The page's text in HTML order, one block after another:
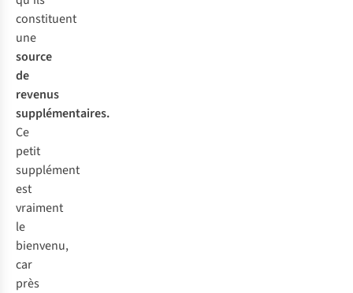
constituent
une
source
de
revenus
supplémentaires.
Ce
petit
supplément
est
vraiment
le
bienvenu,
car
près